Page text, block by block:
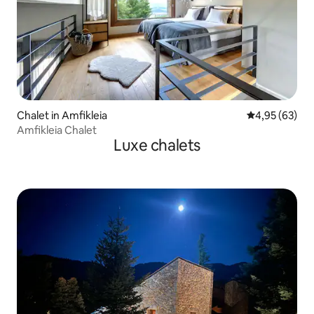
Chalet in Amfikleia Gemiddelde
4,95 (63)
Amfikleia Chalet
Luxe chalets